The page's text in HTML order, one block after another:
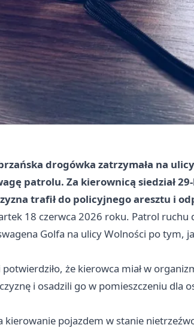
drogówka zatrzymała na
patrolu. Za kierownicą siedział
trafił do policyjnego aresztu i
18 czerwca 2026 roku. Patrol
Golfa na ulicy Wolności po tym,
że kierowca miał w
i osadzili go w pomieszczeniu dla
kierowanie pojazdem w stanie